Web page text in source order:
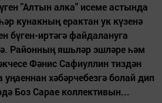
"Алтын алка" исеме астында
кунакның ерактан ук күзенә
бүген-иртәгә файдалануга
Районның яшьләр эшләре һәм
Фәнис Сафиуллин тиздән
хәбәрчебезгә болай дип
Боз Сарае коллективын...